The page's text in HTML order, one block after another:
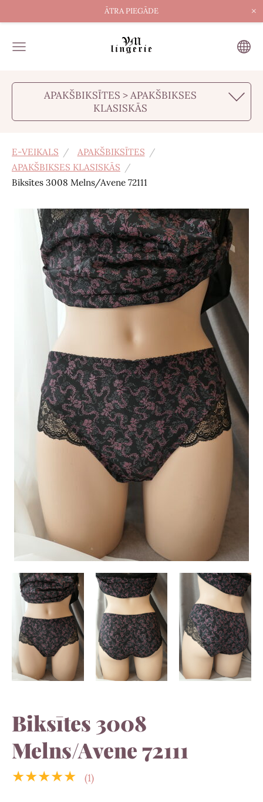
ĀTRA PIEGĀDE ×
APAKŠBIKSĪTES > APAKŠBIKSES
KLASISKĀS
E-VEIKALS
APAKŠBIKSĪTES
APAKŠBIKSES KLASISKĀS
Biksītes 3008 Melns/Avene 72111
Biksītes 3008
Melns/Avene 72111
★★★★★ (1)